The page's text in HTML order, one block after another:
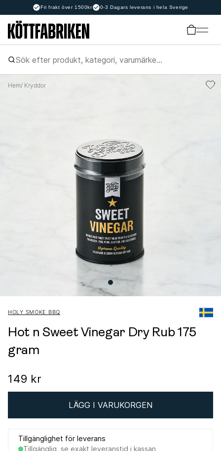
Fri frakt över 1500kr 0-3 Dagars leverans i hela Sverige
Hem/ Kryddor
HOLY SMOKE BBQ
Hot n Sweet Vinegar Dry Rub 175
gram
149 kr
LÄGG I VARUKORGEN
Tillgänglighet för leverans
Tillgänglig, se exakt leveranstid i kassan